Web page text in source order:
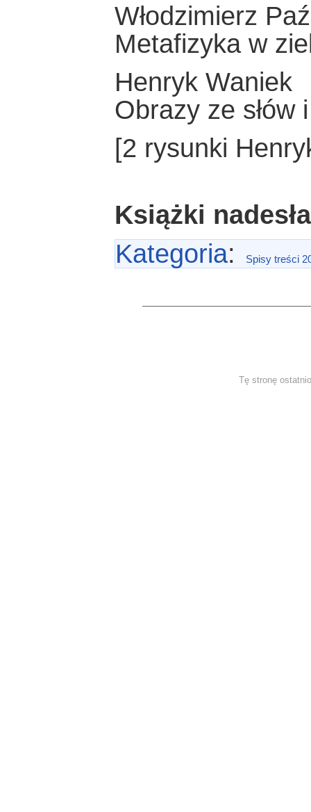
Włodzimierz
Metafizyka w
Henryk Waniek
Obrazy ze słów
[2 rysunki
Książki
Kategoria: Spisy treści
Tę stronę